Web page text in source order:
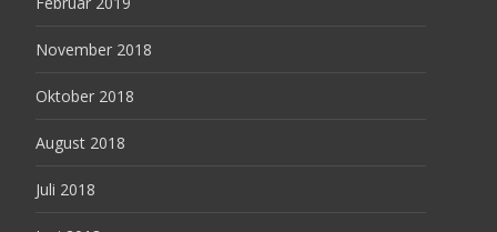
November 2018
Oktober 2018
August 2018
Juli 2018